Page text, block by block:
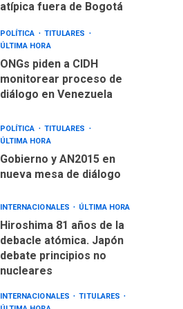
ÚLTIMA HORA
monitorear proceso de
diálogo en Venezuela
POLÍTICA
TITULARES
ÚLTIMA HORA
nueva mesa de diálogo
INTERNACIONALES ÚLTIMA HORA
Hiroshima 81 años de la
debate principios no
nucleares
INTERNACIONALES
TITULARES
ÚLTIMA HORA
nuevamente limitar